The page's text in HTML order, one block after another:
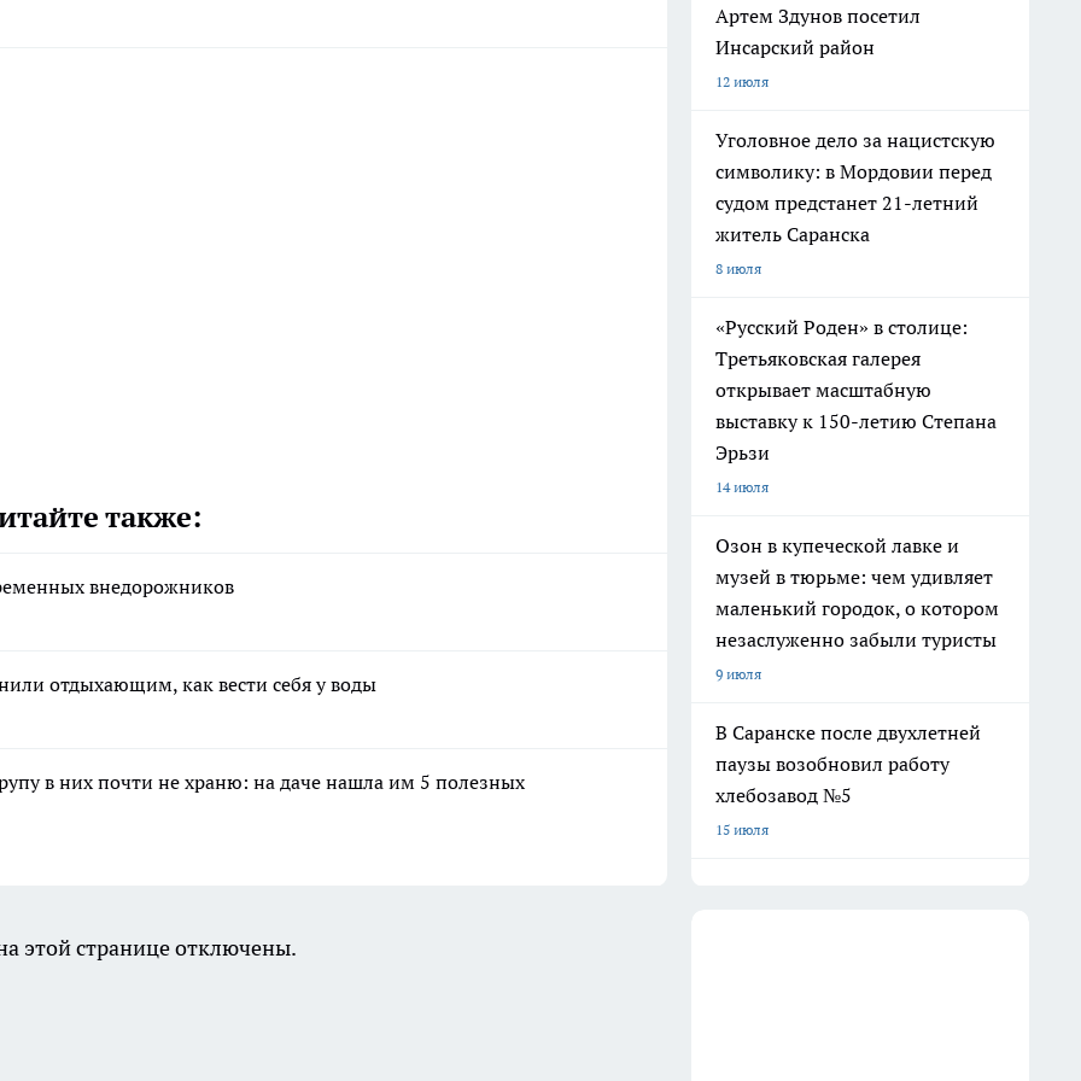
также:
внедорожников
отдыхающим, как вести себя у воды
в них почти не храню: на даче нашла им 5 полезных
Артем Здунов посетил
Инсарский район
12 июля
Уголовное дело за нацистскую
символику: в Мордовии перед
судом предстанет 21-летний
житель Саранска
8 июля
«Русский Роден» в столице:
Третьяковская галерея
открывает масштабную
выставку к 150-летию Степана
Эрьзи
14 июля
Озон в купеческой лавке и
музей в тюрьме: чем удивляет
маленький городок, о котором
незаслуженно забыли туристы
9 июля
В Саранске после двухлетней
паузы возобновил работу
хлебозавод №5
15 июля
этой странице отключены.